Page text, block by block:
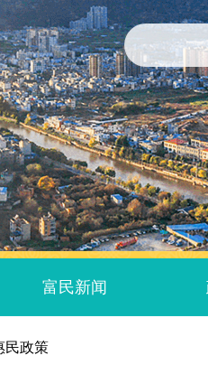
富民新闻
民政策